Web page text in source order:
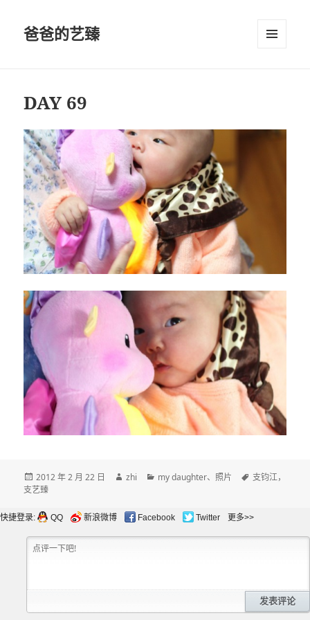
爸爸的艺臻
DAY 69
发
布
2012 年 2 月 22 日
作
zhi
分
my daughter、 照片
标
支钧江，
支艺臻
快捷登录: QQ 新浪微博 Facebook Twitter 更多>>
发表评论